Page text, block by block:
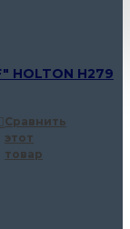
HOLTON H279
Сравнить
этот
товар